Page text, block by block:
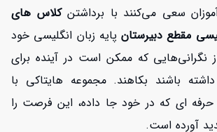
سعی می‌کنند با برداشتنکلاس های
مقطع دبیرستان پایه زبان انگلیسی خود
نگرانی‌هایی که ممکن است در آینده برای
باشند بکاهند. مجموعه هایتاکی با
حرفه ای که در خود جا داده، این فرصت را
آورده است.